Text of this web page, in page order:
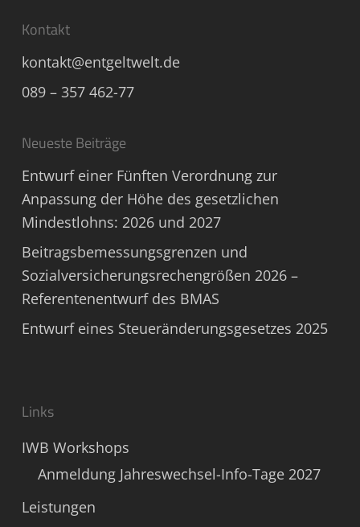
Kontakt
kontakt@entgeltwelt.de
089 – 357 462-77
Neueste Beiträge
Entwurf einer Fünften Verordnung zur
Anpassung der Höhe des gesetzlichen
Mindestlohns: 2026 und 2027
Beitragsbemessungsgrenzen und
Sozialversicherungsrechengrößen 2026 –
Referentenentwurf des BMAS
Entwurf eines Steueränderungsgesetzes 2025
Links
IWB Workshops
Anmeldung Jahreswechsel-Info-Tage 2027
Leistungen